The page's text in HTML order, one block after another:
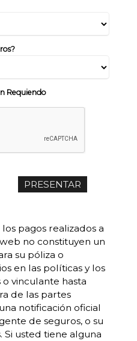
Requiendo
pagos realizados a
no constituyen un
su póliza o
en las políticas y los
o vinculante hasta
de las partes
notificación oficial
de seguros, o su
Si usted tiene alguna